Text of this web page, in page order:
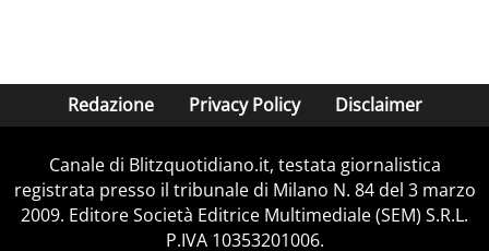
Redazione Privacy Policy Disclaimer
Canale di Blitzquotidiano.it, testata giornalistica
registrata presso il tribunale di Milano N. 84 del 3 marzo
2009. Editore Società Editrice Multimediale (SEM) S.R.L.
P.IVA 10353201006.